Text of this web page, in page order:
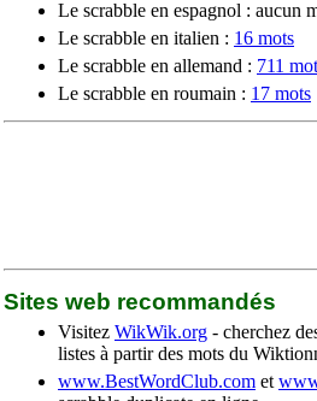
Le scrabble en espagnol : aucun
Le scrabble en italien : 16 mots
Le scrabble en allemand : 711
Le scrabble en roumain : 17 mots
Sites web recommandés
Visitez WikWik.org - cherchez
listes à partir des mots du
www.BestWordClub.com et